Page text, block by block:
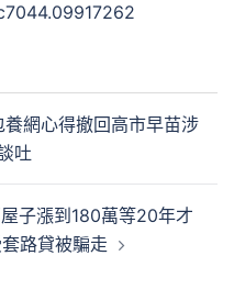
網心得撤回高市早苗涉
吐
子漲到180萬等20年才
路貸被騙走